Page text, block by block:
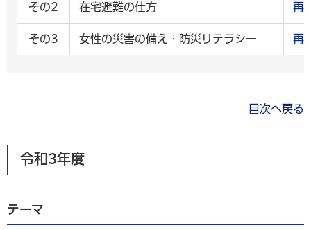
その2 在宅避難の仕方 再
その3 女性の災害の備え・防災リテラシー 再
目次へ戻る
令和3年度
テーマ